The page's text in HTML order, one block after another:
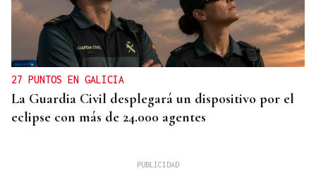
27 PUNTOS EN GALICIA
La Guardia Civil desplegará un dispositivo por el
eclipse con más de 24.000 agentes